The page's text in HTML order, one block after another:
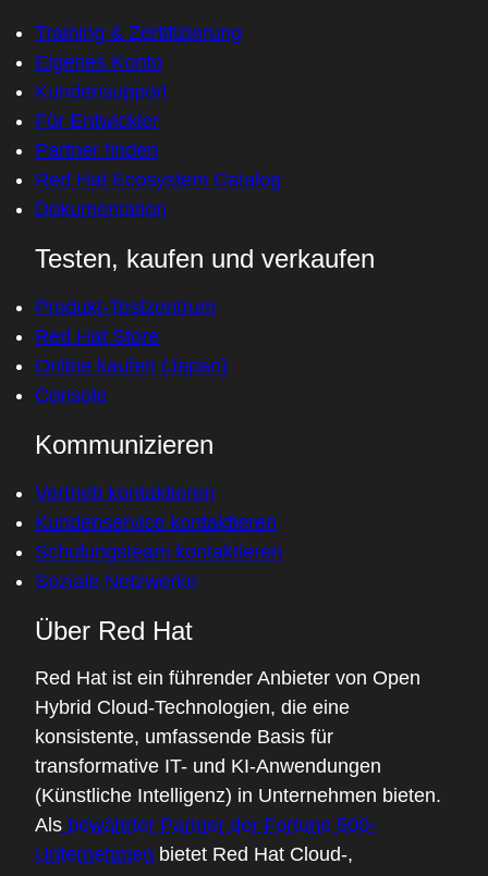
Training & Zertifizierung
Eigenes Konto
Kundensupport
Für Entwickler
Partner finden
Red Hat Ecosystem Catalog
Dokumentation
Testen, kaufen und verkaufen
Produkt-Testzentrum
Red Hat Store
Online kaufen (Japan)
Console
Kommunizieren
Vertrieb kontaktieren
Kundenservice kontaktieren
Schulungsteam kontaktieren
Soziale Netzwerke
Über Red Hat
Red Hat ist ein führender Anbieter von Open
Hybrid Cloud-Technologien, die eine
konsistente, umfassende Basis für
transformative IT- und KI-Anwendungen
(Künstliche Intelligenz) in Unternehmen bieten.
Als bewährter Partner der Fortune 500-
Unternehmen bietet Red Hat Cloud-,